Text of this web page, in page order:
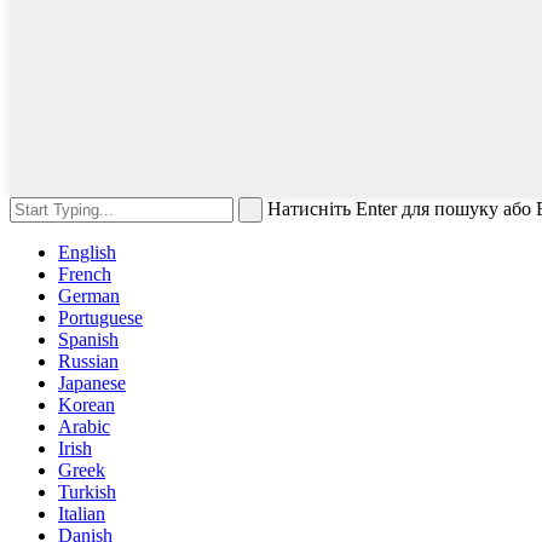
Натисніть Enter для пошуку або
English
French
German
Portuguese
Spanish
Russian
Japanese
Korean
Arabic
Irish
Greek
Turkish
Italian
Danish